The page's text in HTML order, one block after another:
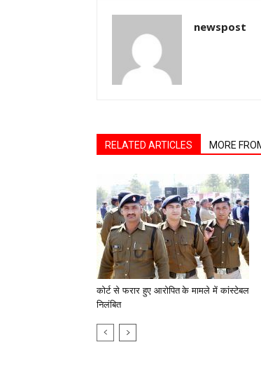
newspost
RELATED ARTICLES MORE
कोर्ट से फरार हुए आरोपित के मामले में कांस्टेबल
निलंबित